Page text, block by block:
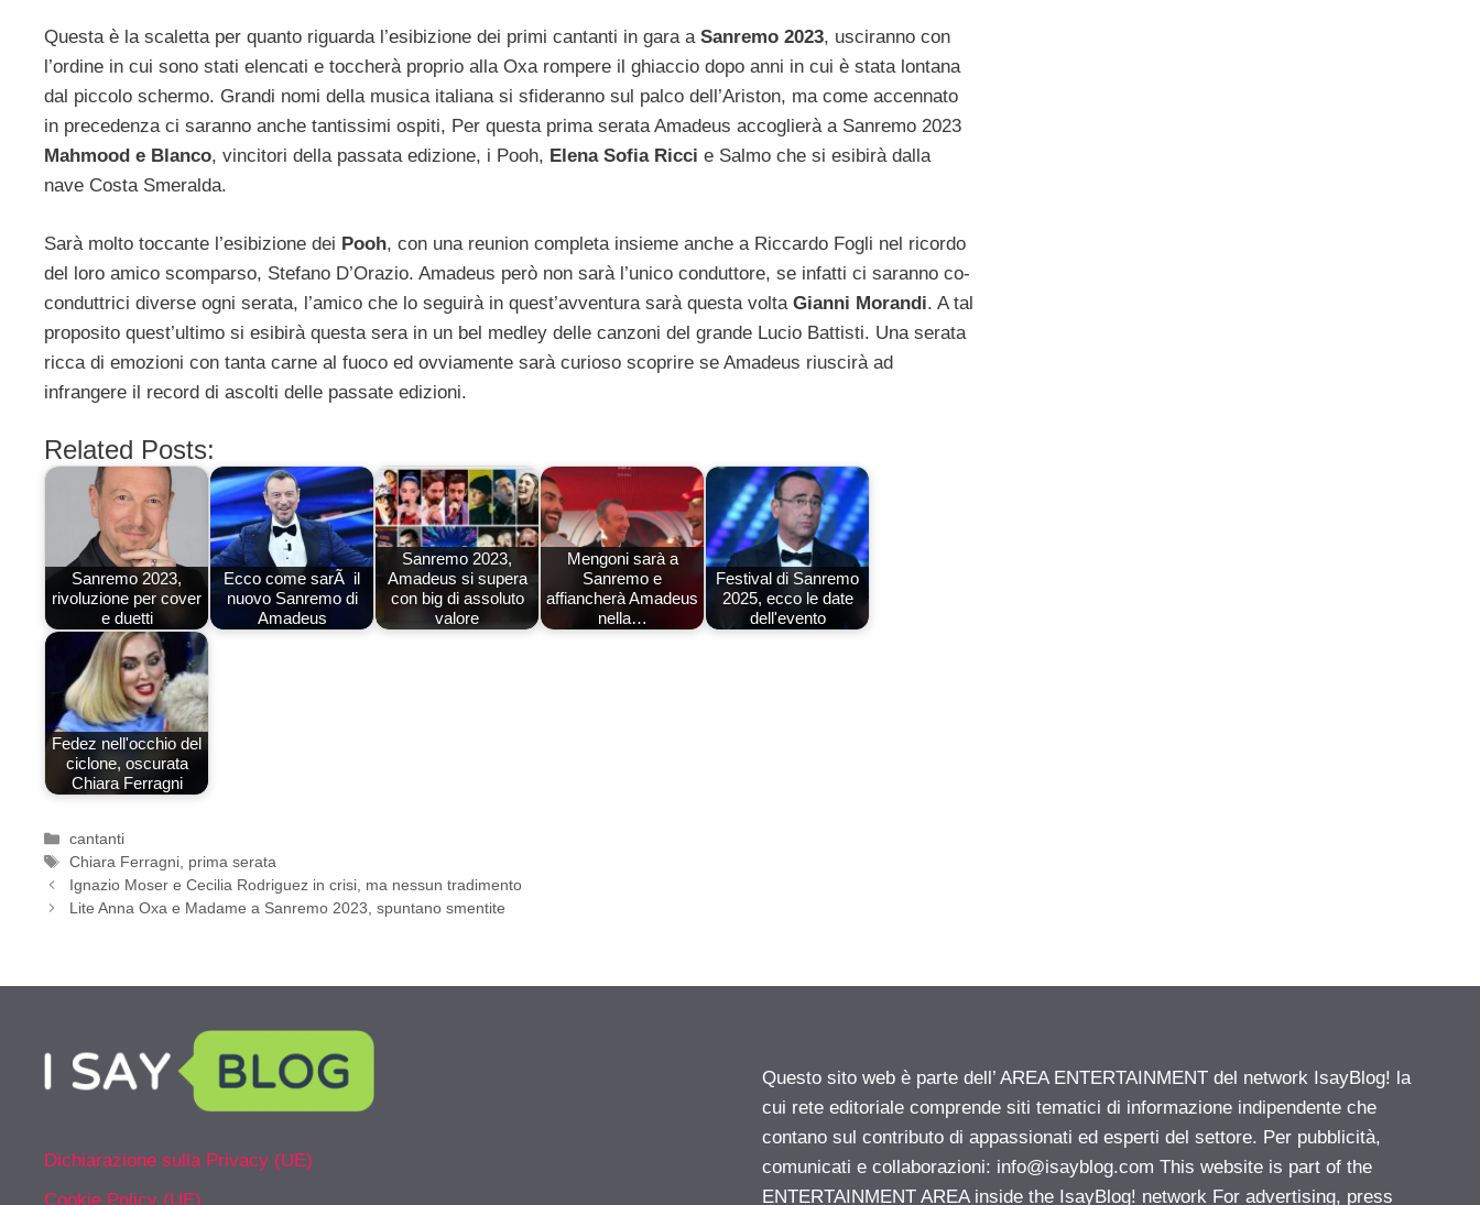
Questa è la scaletta per quanto riguarda l’esibizione dei primi cantanti in gara a Sanremo 2023, usciranno con
l’ordine in cui sono stati elencati e toccherà proprio alla Oxa rompere il ghiaccio dopo anni in cui è stata lontana
dal piccolo schermo. Grandi nomi della musica italiana si sfideranno sul palco dell’Ariston, ma come accennato
in precedenza ci saranno anche tantissimi ospiti, Per questa prima serata Amadeus accoglierà a Sanremo 2023
Mahmood e Blanco, vincitori della passata edizione, i Pooh, Elena Sofia Ricci e Salmo che si esibirà dalla
nave Costa Smeralda.
Sarà molto toccante l’esibizione dei Pooh, con una reunion completa insieme anche a Riccardo Fogli nel ricordo
del loro amico scomparso, Stefano D’Orazio. Amadeus però non sarà l’unico conduttore, se infatti ci saranno co-
conduttrici diverse ogni serata, l’amico che lo seguirà in quest’avventura sarà questa volta Gianni Morandi. A tal
proposito quest’ultimo si esibirà questa sera in un bel medley delle canzoni del grande Lucio Battisti. Una serata
ricca di emozioni con tanta carne al fuoco ed ovviamente sarà curioso scoprire se Amadeus riuscirà ad
infrangere il record di ascolti delle passate edizioni.
Related Posts:
Sanremo 2023,
rivoluzione per cover
e duetti
Ecco come sarÃ il
nuovo Sanremo di
Amadeus
Sanremo 2023,
Amadeus si supera
con big di assoluto
valore
Mengoni sarà a
Sanremo e
affiancherà Amadeus
nella…
Festival di Sanremo
2025, ecco le date
dell'evento
Fedez nell'occhio del
ciclone, oscurata
Chiara Ferragni
Categorie
cantanti
Tag
Chiara Ferragni, prima serata
Ignazio Moser e Cecilia Rodriguez in crisi, ma nessun tradimento
Lite Anna Oxa e Madame a Sanremo 2023, spuntano smentite
Dichiarazione sulla Privacy (UE)
Cookie Policy (UE)
Questo sito web è parte dell’ AREA ENTERTAINMENT del network IsayBlog! la
cui rete editoriale comprende siti tematici di informazione indipendente che
contano sul contributo di appassionati ed esperti del settore. Per pubblicità,
comunicati e collaborazioni: info@isayblog.com This website is part of the
ENTERTAINMENT AREA inside the IsayBlog! network For advertising, press